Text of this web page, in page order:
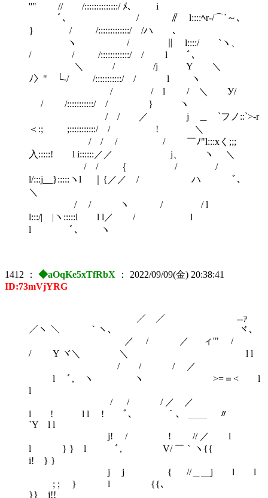
''" // /::::::::::::::/ ﾒ、 i
ﾞ､ / ∥ l::::ﾍr-/⌒`～､
｝ / /:::::::::::::/ /ハ ､
ヽ / ∥ l::::/ `ヽ、
/ / /::::::::::::/ / l ﾞ､
＼ / /j Y ＼
ﾉ〉" └‐/ /:::::::::::/ / l ヽ
/ / l / ＼ У/
/ /:::::::::::/ / } ヽ
/ / ／ j ＿ `フノ::`>-r
＜:; ;:::::::::::/ / ! ＼
/ / / / ￣ﾉ"l:::xく;;;
入:::::! l i::::::／／ j、 ヽ ＼
/ / ｛ / /
l/:::j__}:::::ヽl ｜{／／ / ハ ﾞ､
＼
/ / ヽ / / l
l:::/| |ヽ:::::l l l／ / l
l ﾞ､ ヽ
1412 ： ◆aOqKe5xTfRbX ： 2022/09/09(金) 20:38:41
ID:73mVjYRG
／ ／ -‐ｧ
／ヽ ＼ ｀ヽ､ ヾ､
／ / ／ ィ'" /
/ Y ヾ＼ ＼ l l
/ / / ／
l ﾞ, ヽ ヽ >=＝< l
l
/ / / ／ ／
l ! l l ! ﾞ､ ｀、 ＿＿ 〃
`Y l l
j! / ! // ／ l
l } } l ﾞ, V/ ￣｀ヽ{{
i! } }
j j { //＿__j l l
; ; } l {{､
}} j!!